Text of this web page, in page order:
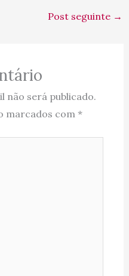
Post seguinte →
não será publicado.
marcados com *